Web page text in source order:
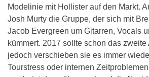
Modelinie mit Hollister auf den Markt.
Josh Murty die Gruppe, der sich mit
Jacob Evergreen um Gitarren, Vocals
kümmert. 2017 sollte schon das
jedoch verschieben sie es immer
Tourstress oder internen